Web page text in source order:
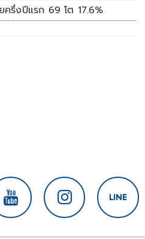
รึ่งปีแรก 69 โต 17.6%